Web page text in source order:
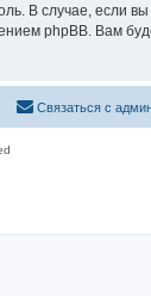
В случае, если
phpBB. Вам
Связаться с